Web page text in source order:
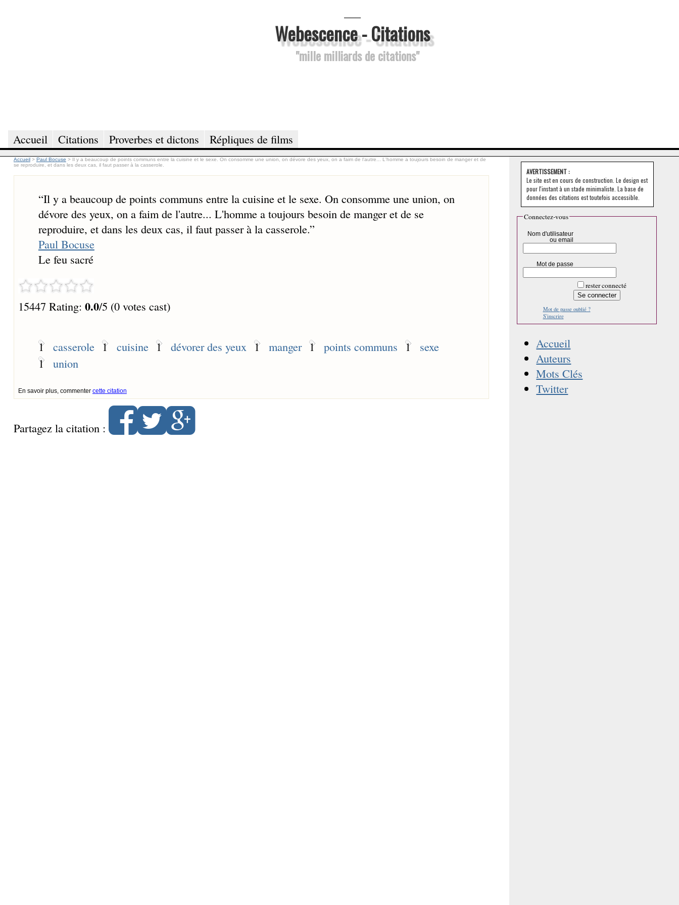
Webescence - Citations
"mille milliards de citations"
Accueil Citations Proverbes et dictons Répliques de films
Accueil > Paul Bocuse > Il y a beaucoup de points communs entre la cuisine et le sexe. On consomme une union, on dévore des yeux, on a faim de l'autre... L'homme a toujours besoin de manger et de
se reproduire, et dans les deux cas, il faut passer à la casserole.
“Il y a beaucoup de points communs entre la cuisine et le sexe. On consomme une union, on
dévore des yeux, on a faim de l'autre... L'homme a toujours besoin de manger et de se
reproduire, et dans les deux cas, il faut passer à la casserole.”
Paul Bocuse
Le feu sacré
15447 Rating: 0.0/5 (0 votes cast)
1 casserole 1 cuisine 1 dévorer des yeux 1 manger 1 points communs 1
sexe
1
union
En savoir plus, commenter cette citation
Partagez la citation :
AVERTISSEMENT :
Le site est en cours de construction. Le design est
pour l'instant à un stade minimaliste. La base de
données des citations est toutefois accessible.
Connectez-vous
Nom d'utilisateur
ou email
Mot de passe
rester connecté
Mot de passe oublié ?
S'inscrire
Accueil
Auteurs
Mots Clés
Twitter